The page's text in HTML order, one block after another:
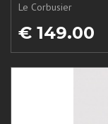
Le Corbusier
€ 149.00